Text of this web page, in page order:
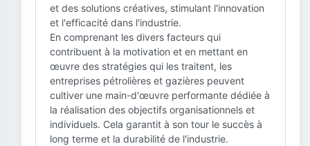
et des solutions créatives, stimulant l'innovation
et l'efficacité dans l'industrie.
En comprenant les divers facteurs qui
contribuent à la motivation et en mettant en
œuvre des stratégies qui les traitent, les
entreprises pétrolières et gazières peuvent
cultiver une main-d'œuvre performante dédiée à
la réalisation des objectifs organisationnels et
individuels. Cela garantit à son tour le succès à
long terme et la durabilité de l'industrie.